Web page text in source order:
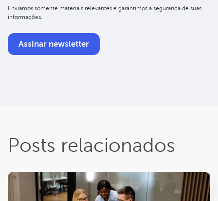
Enviamos somente materiais relevantes e garantimos a segurança de suas
informações.
Posts relacionados